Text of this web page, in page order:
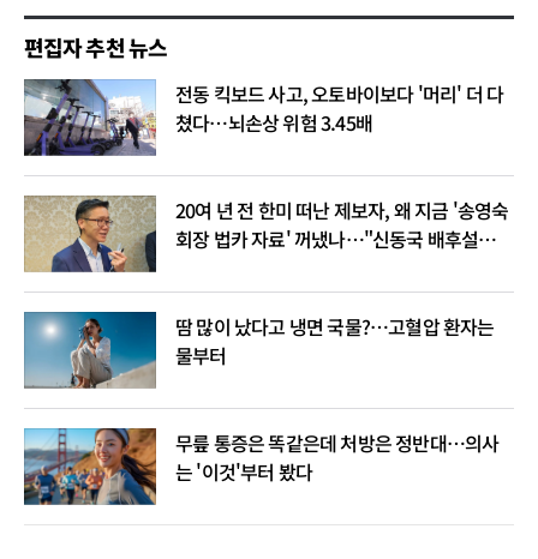
편집자 추천 뉴스
전동 킥보드 사고, 오토바이보다 '머리' 더 다
쳤다…뇌손상 위험 3.45배
20여 년 전 한미 떠난 제보자, 왜 지금 '송영숙
회장 법카 자료' 꺼냈나…"신동국 배후설은
땀 많이 났다고 냉면 국물?…고혈압 환자는
물부터
무릎 통증은 똑같은데 처방은 정반대…의사
는 '이것'부터 봤다